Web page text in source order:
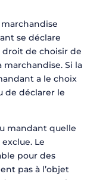
se déclare
droit de choisir de
Si la
a le choix
de déclarer le
mandant quelle
Le
pour des
pas à l’objet